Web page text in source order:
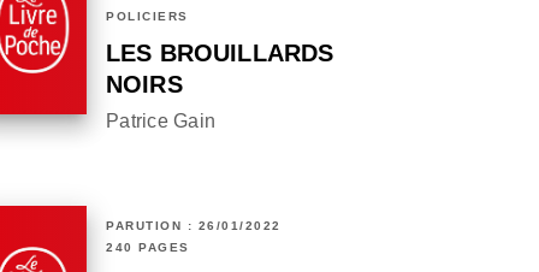
POLICIERS
LES BROUILLARDS
NOIRS
Patrice Gain
PARUTION : 26/01/2022
240 PAGES